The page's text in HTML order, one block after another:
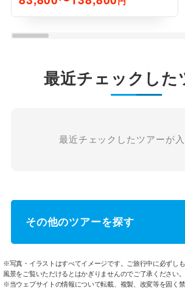
最近チェックした
最近チェックしたツアーが
その他のツアーを探す
※写真・イラストはすべてイメージです。ご旅行中に必ずし
風景をご覧いただけるとはかぎりませんのでご了承ください。
※当ウェブサイトの情報について転載、複製、改変等を固く禁